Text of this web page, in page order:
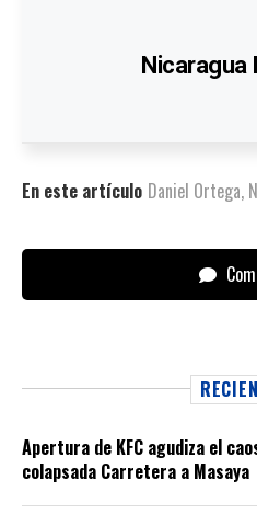
Nicaragua
En este artículo Daniel Ortega,
Apertura de KFC agudiza el
colapsada Carretera a Masaya